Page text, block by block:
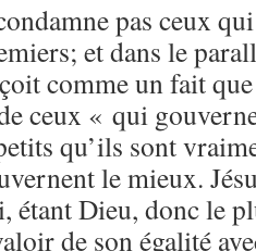
pas ceux
et dans le
comme un fait
ceux « qui
qu’ils sont
le mieux.
étant Dieu, donc le
de son égalité